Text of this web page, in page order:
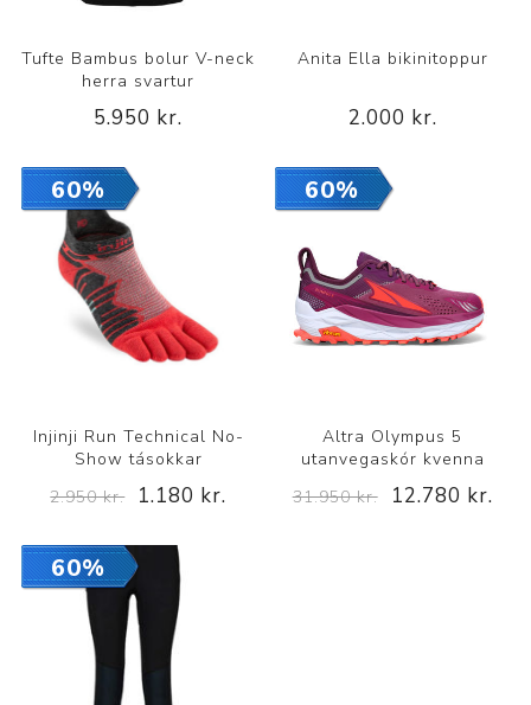
Tufte Bambus bolur V-neck
herra svartur
5.950 kr.
Anita Ella bikinitoppur
2.000 kr.
60%
Injinji Run Technical No-
Show tásokkar
2.950 kr.
1.180 kr.
60%
Altra Olympus 5
utanvegaskór kvenna
31.950 kr.
12.780 kr.
60%